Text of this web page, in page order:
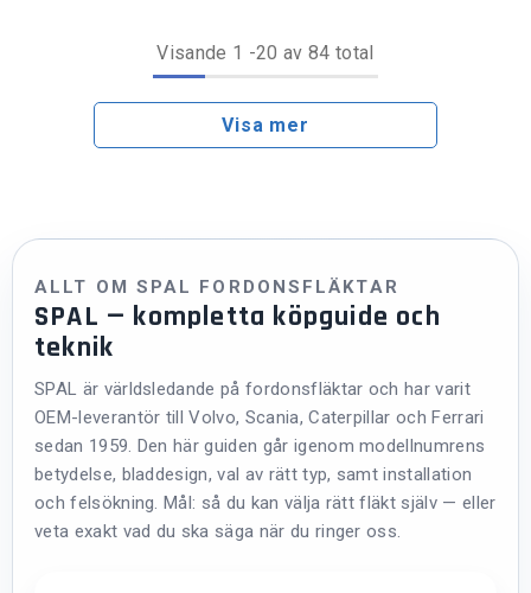
Visande 1 -20 av 84 total
Visa mer
ALLT OM SPAL FORDONSFLÄKTAR
SPAL — kompletta köpguide och
teknik
SPAL är världsledande på fordonsfläktar och har varit
OEM-leverantör till Volvo, Scania, Caterpillar och Ferrari
sedan 1959. Den här guiden går igenom modellnumrens
betydelse, bladdesign, val av rätt typ, samt installation
och felsökning. Mål: så du kan välja rätt fläkt själv — eller
veta exakt vad du ska säga när du ringer oss.